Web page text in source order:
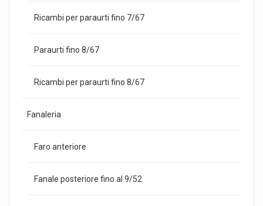
Ricambi per paraurti fino 7/67
Paraurti fino 8/67
Ricambi per paraurti fino 8/67
Fanaleria
Faro anteriore
Fanale posteriore fino al 9/52